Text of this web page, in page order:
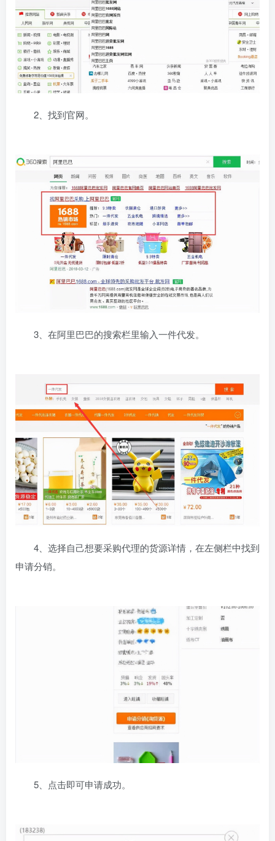
2、找到官网。
3、在阿里巴巴的搜索栏里输入一件代发。
4、选择自己想要采购代理的货源详情，在左侧栏中找到
申请分销。
5、点击即可申请成功。